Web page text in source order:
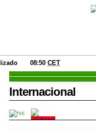
recomienda lo más
08:50 CET
Internacional